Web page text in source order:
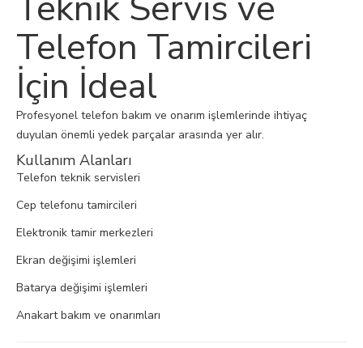
Telefon Tamircileri
İçin İdeal
Profesyonel telefon bakım ve onarım işlemlerinde ihtiyaç
duyulan önemli yedek parçalar arasında yer alır.
Kullanım Alanları
Telefon teknik servisleri
Cep telefonu tamircileri
Elektronik tamir merkezleri
Ekran değişimi işlemleri
Batarya değişimi işlemleri
Anakart bakım ve onarımları